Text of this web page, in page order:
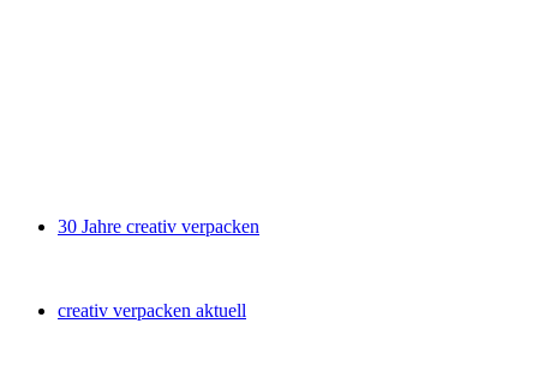
30 Jahre creativ verpacken
creativ verpacken aktuell